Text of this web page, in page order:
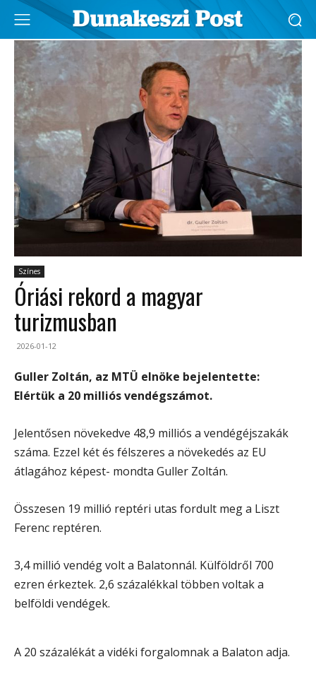
Színes
​Óriási rekord a magyar
turizmusban
2026-01-12
Guller Zoltán, az MTÜ elnöke bejelentette:
Elértük a 20 milliós vendégszámot.
Jelentősen növekedve 48,9 milliós a vendégéjszakák
száma. Ezzel két és félszeres a növekedés az EU
átlagához képest- mondta Guller Zoltán.
Összesen 19 millió reptéri utas fordult meg a Liszt
Ferenc reptéren.
3,4 millió vendég volt a Balatonnál. Külföldről 700
ezren érkeztek. 2,6 százalékkal többen voltak a
belföldi vendégek.
A 20 százalékát a vidéki forgalomnak a Balaton adja.